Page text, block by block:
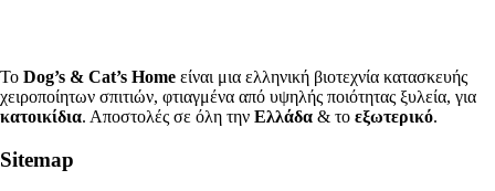
Το Dog’s & Cat’s Home είναι μια ελληνική βιοτεχνία κατασκευής
χειροποίητων σπιτιών, φτιαγμένα από υψηλής ποιότητας ξυλεία, για
κατοικίδια. Αποστολές σε όλη την Ελλάδα & το εξωτερικό.
Sitemap